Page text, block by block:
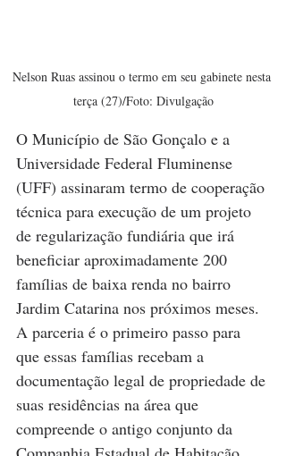
Nelson Ruas assinou o termo em seu gabinete nesta
terça (27)/Foto: Divulgação
O Município de São Gonçalo e a
Universidade Federal Fluminense
(UFF) assinaram termo de cooperação
técnica para execução de um projeto
de regularização fundiária que irá
beneficiar aproximadamente 200
famílias de baixa renda no bairro
Jardim Catarina nos próximos meses.
A parceria é o primeiro passo para
que essas famílias recebam a
documentação legal de propriedade de
suas residências na área que
compreende o antigo conjunto da